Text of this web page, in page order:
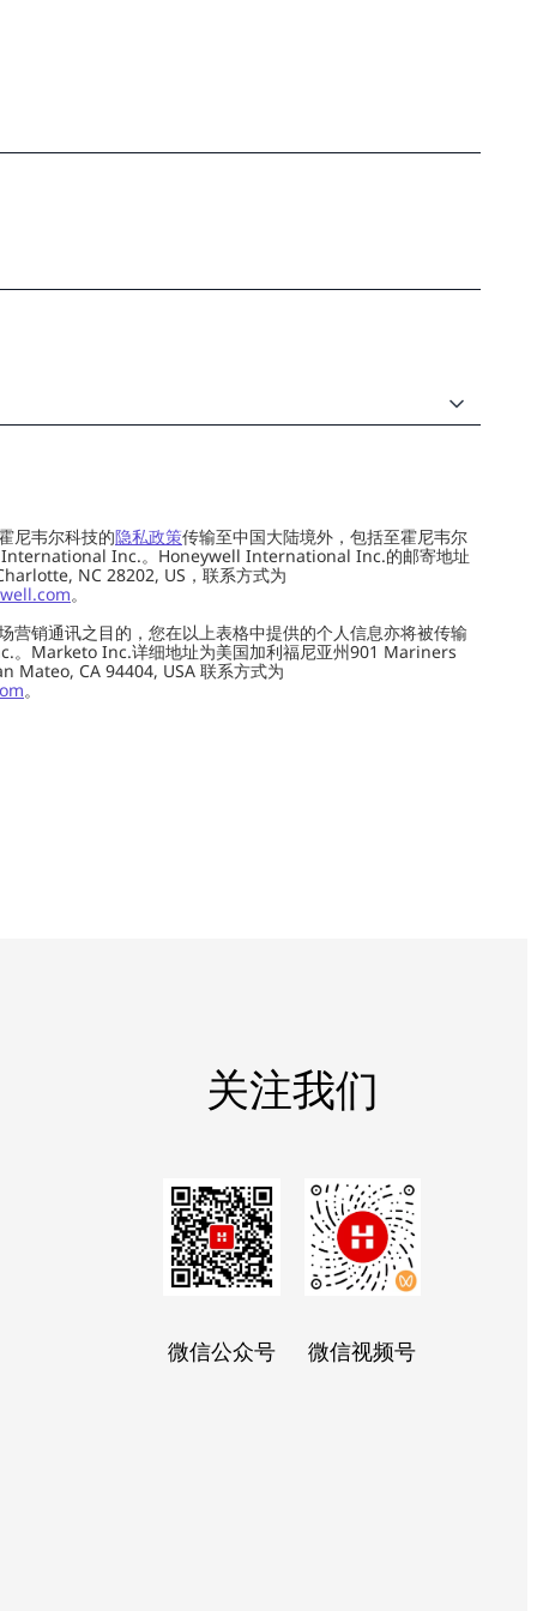
尼韦尔科技的隐私政策传输至中国大陆境外，包括至霍尼韦尔
International Inc.。Honeywell International Inc.的邮寄地址
NC 28202, US，联系方式为
。
营销通讯之目的，您在以上表格中提供的个人信息亦将被传输
。Marketo Inc.详细地址为美国加利福尼亚州901 Mariners
Mateo, CA 94404, USA 联系方式为
。
关注我们
微信公众号 微信视频号